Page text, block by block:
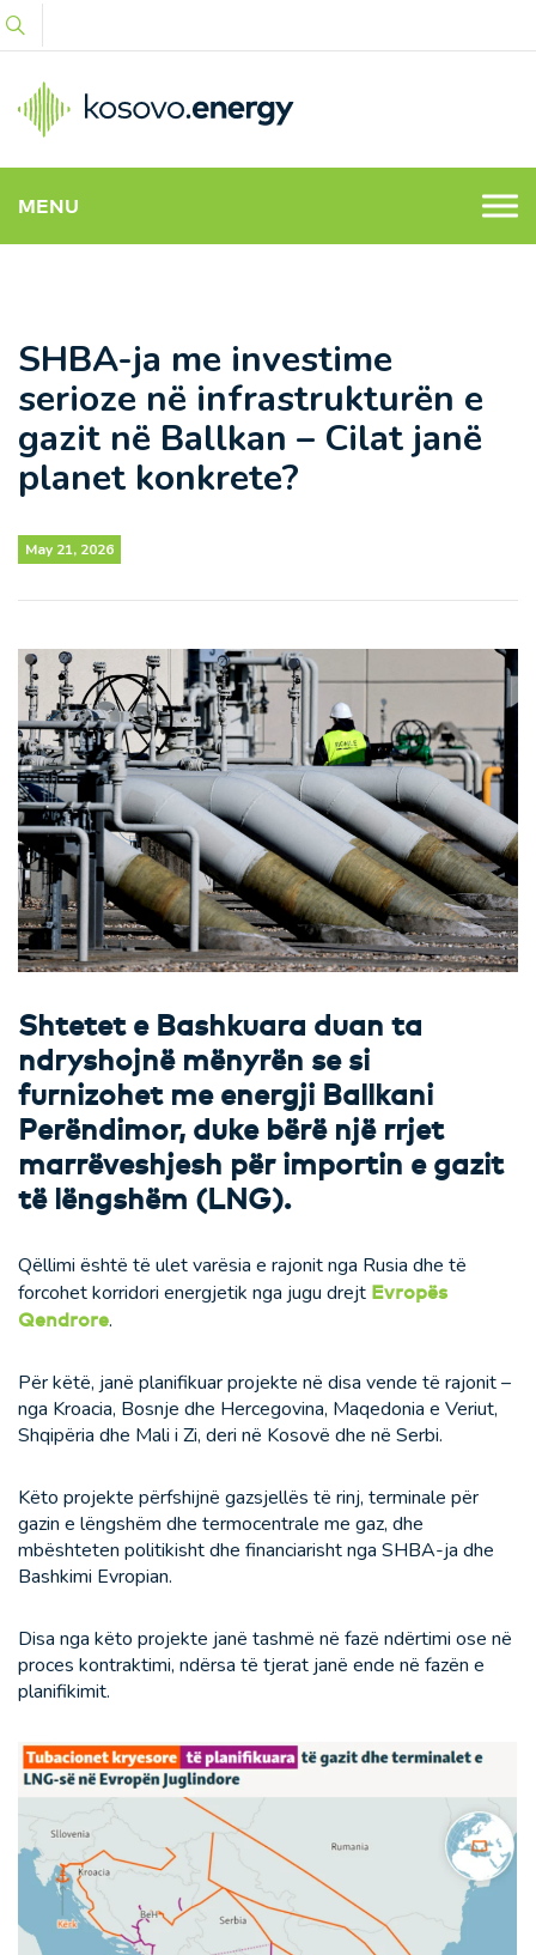
MENU
SHBA-ja me investime
serioze në infrastrukturën e
gazit në Ballkan – Cilat janë
planet konkrete?
May 21, 2026
Shtetet e Bashkuara duan ta
ndryshojnë mënyrën se si
furnizohet me energji Ballkani
Perëndimor, duke bërë një rrjet
marrëveshjesh për importin e gazit
të lëngshëm (LNG).
Qëllimi është të ulet varësia e rajonit nga Rusia dhe të
forcohet korridori energjetik nga jugu drejt Evropës
Qendrore.
Për këtë, janë planifikuar projekte në disa vende të rajonit –
nga Kroacia, Bosnje dhe Hercegovina, Maqedonia e Veriut,
Shqipëria dhe Mali i Zi, deri në Kosovë dhe në Serbi.
Këto projekte përfshijnë gazsjellës të rinj, terminale për
gazin e lëngshëm dhe termocentrale me gaz, dhe
mbështeten politikisht dhe financiarisht nga SHBA-ja dhe
Bashkimi Evropian.
Disa nga këto projekte janë tashmë në fazë ndërtimi ose në
proces kontraktimi, ndërsa të tjerat janë ende në fazën e
planifikimit.